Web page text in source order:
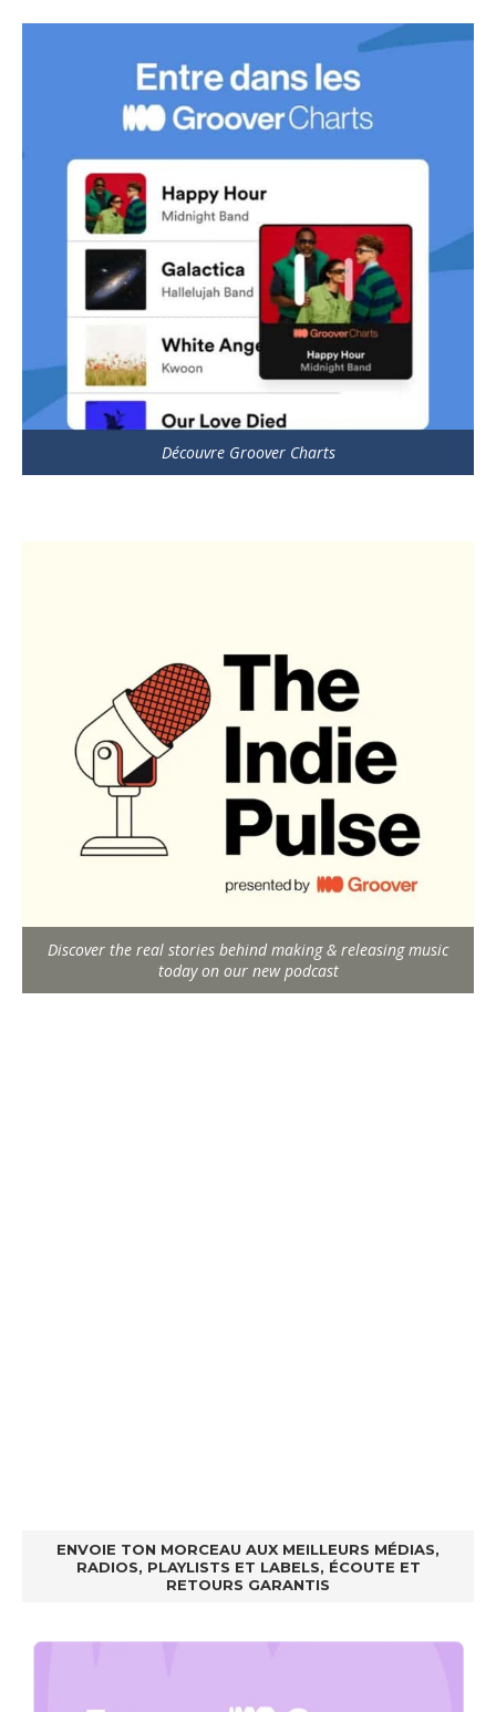
Découvre Groover Charts
Discover the real stories behind making & releasing music
today on our new podcast
ENVOIE TON MORCEAU AUX MEILLEURS MÉDIAS,
RADIOS, PLAYLISTS ET LABELS, ÉCOUTE ET
RETOURS GARANTIS